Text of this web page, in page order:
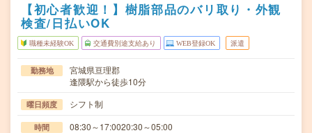
【初心者歓迎！】樹脂部品のバリ取り・外観
検査/日払いOK
職種未経験OK 交通費別途支給あり WEB登録OK 派遣
勤務地
宮城県亘理郡
逢隈駅から徒歩10分
曜日頻度 シフト制
時間 08:30～17:0020:30～05:00